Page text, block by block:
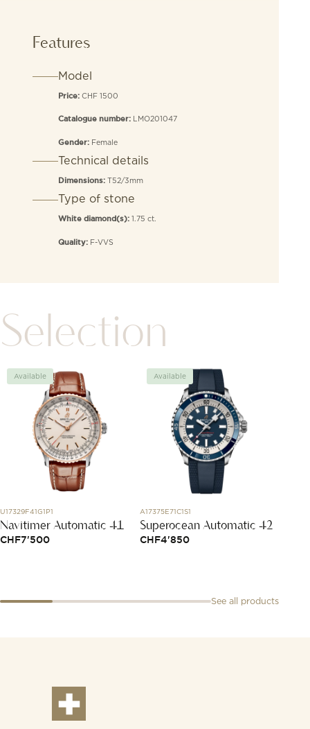
Features
Model
Price: CHF 1500
Catalogue number: LMO201047
Gender: Female
Technical details
Dimensions: T52/3mm
Type of stone
White diamond(s): 1.75 ct.
Quality: F-VVS
Selection
Available
U17329F41G1P1
Navitimer Automatic 41
CHF7'500
Available
A17375E71C1S1
Superocean Automatic 42
CHF4'850
See all products